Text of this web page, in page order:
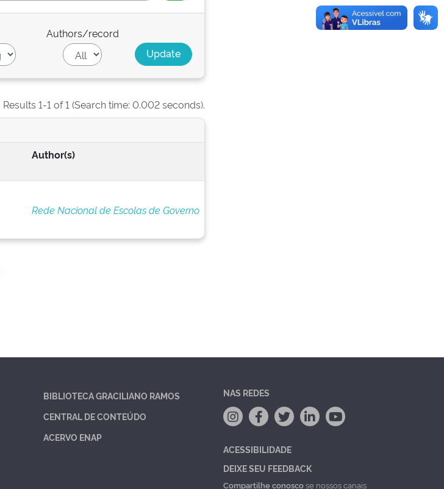
Authors/record
Results 1-1 of 1 (Search time: 0.002 seconds).
Author(s)
Rede Nacional de Escolas de Governo
BIBLIOTECA GRACILIANO RAMOS
CENTRAL DE CONTEÚDO
ACERVO ENAP
NAS REDES
ACESSIBILIDADE
DEIXE SEU FEEDBACK
Compartilhe conoscose nossos canais